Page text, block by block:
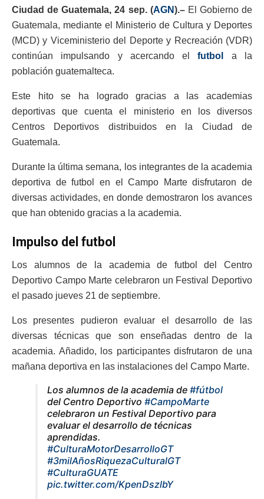
Ciudad de Guatemala, 24 sep. (AGN).– El Gobierno de
Guatemala, mediante el Ministerio de Cultura y Deportes
(MCD) y Viceministerio del Deporte y Recreación (VDR)
continúan impulsando y acercando el
futbol
a la
población guatemalteca.
Este hito se ha logrado gracias a las academias
deportivas que cuenta el ministerio en los diversos
Centros Deportivos distribuidos en la Ciudad de
Guatemala.
Durante la última semana, los integrantes de la academia
deportiva de futbol en el Campo Marte disfrutaron de
diversas actividades, en donde demostraron los avances
que han obtenido gracias a la academia.
Impulso del futbol
Los alumnos de la academia de futbol del Centro
Deportivo Campo Marte celebraron un Festival Deportivo
el pasado jueves 21 de septiembre.
Los presentes pudieron evaluar el desarrollo de las
diversas técnicas que son enseñadas dentro de la
academia. Añadido, los participantes disfrutaron de una
mañana deportiva en las instalaciones del Campo Marte.
Los alumnos de la academia de #fútbol
del Centro Deportivo #CampoMarte
celebraron un Festival Deportivo para
evaluar el desarrollo de técnicas
aprendidas.
#CulturaMotorDesarrolloGT
#3milAñosRiquezaCulturalGT
#CulturaGUATE
pic.twitter.com/KpenDszlbY